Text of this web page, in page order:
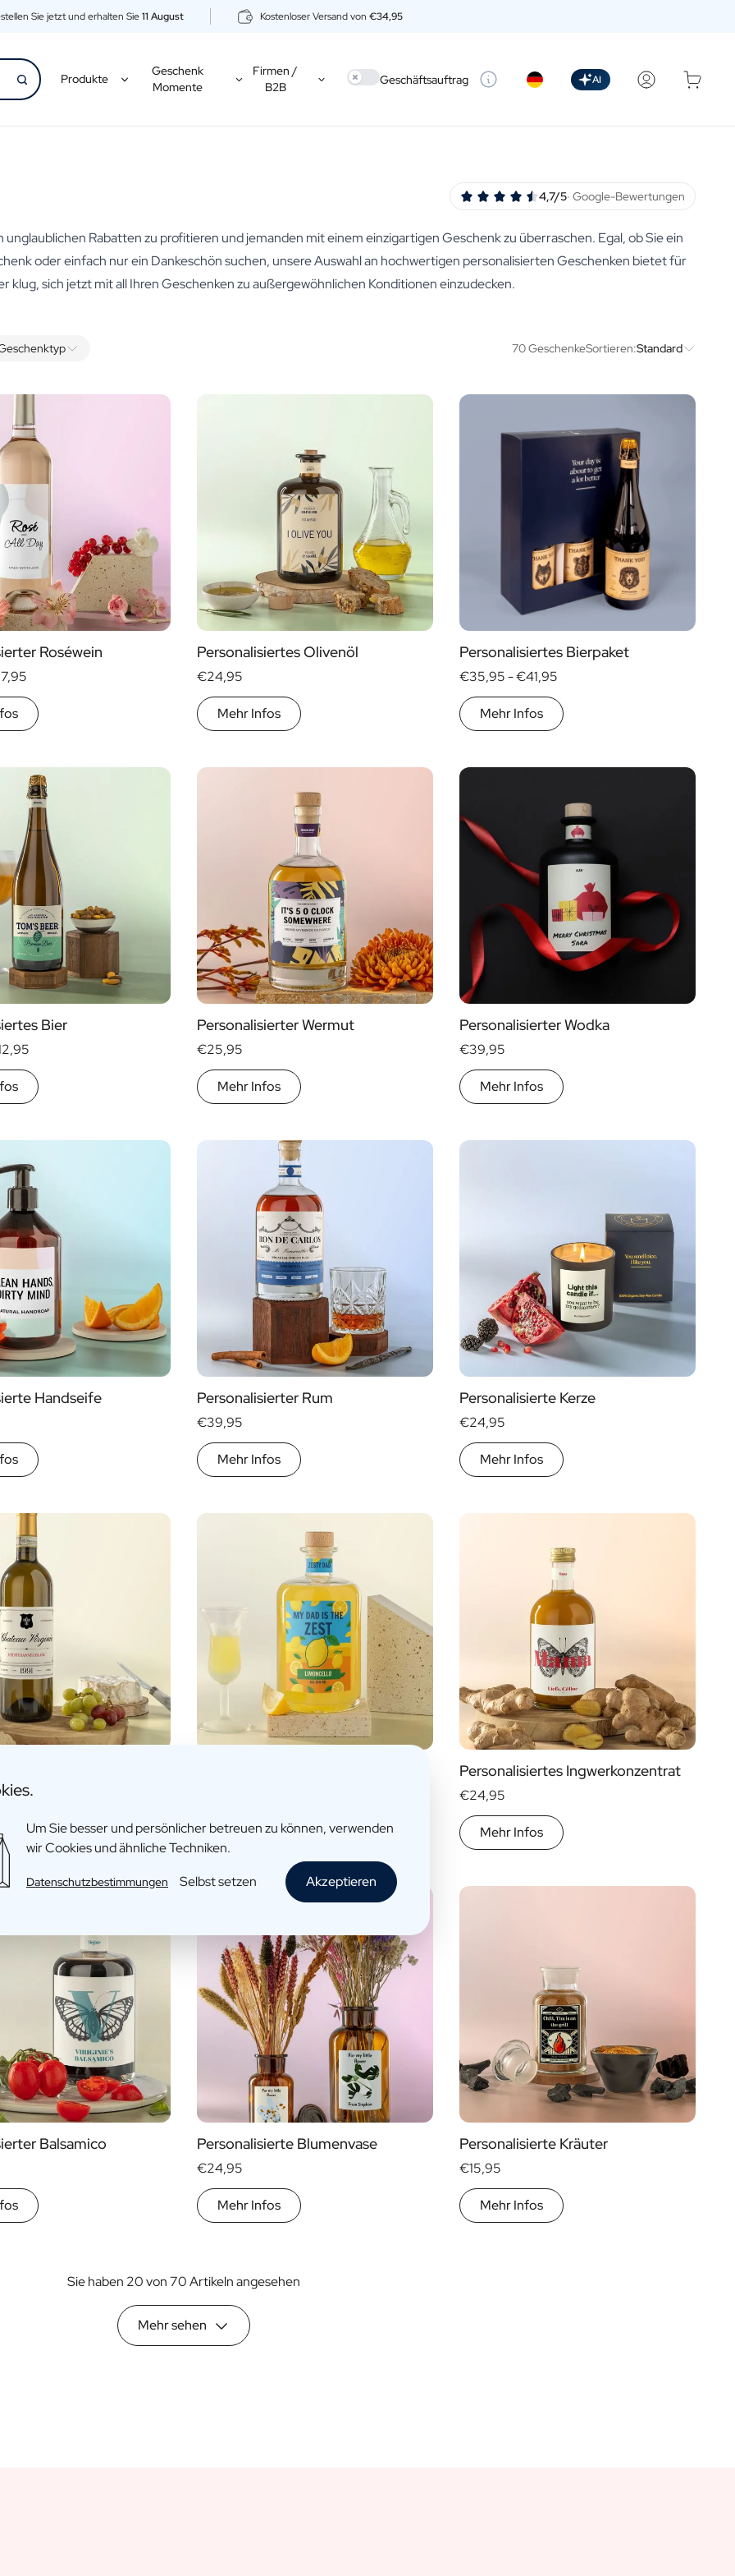
Sie jetzt und erhalten Sie11 August Kostenloser Versand von €34,95
Produkte
Geschenk
Momente
Firmen /
B2B
Use settingGeschäftsauftrag AI
4,7/5· Google-Bewertungen
Rabatten zu profitieren und jemanden mit einem einzigartigen Geschenk zu überraschen. Egal, ob Sie ein
oder einfach nur ein Dankeschön suchen, unsere Auswahl an hochwertigen personalisierten Geschenken bietet für
klug, sich jetzt mit all Ihren Geschenken zu außergewöhnlichen Konditionen einzudecken.
70 GeschenkeSortieren:Standard
Geschenktyp
Geschenkpakete
Roséwein Personalisiertes Olivenöl
€24,95
Mehr Infos
Personalisiertes Bierpaket
€35,95 -€41,95
Mehr Infos
Bier Personalisierter Wermut
€25,95
Mehr Infos
Personalisierter Wodka
€39,95
Mehr Infos
Handseife Personalisierter Rum
€39,95
Mehr Infos
Personalisierte Kerze
€24,95
Mehr Infos
Weißwein
Mehr Infos
Personalisiertes Ingwerkonzentrat
€24,95
Mehr Infos
Balsamico Personalisierte Blumenvase
€24,95
Mehr Infos
Personalisierte Kräuter
€15,95
Mehr Infos
Sie haben 20 von 70 Artikeln angesehen
Mehr sehen
Um Sie besser und persönlicher betreuen zu können, verwenden
wir Cookies und ähnliche Techniken.
Datenschutzbestimmungen Selbst setzen Akzeptieren